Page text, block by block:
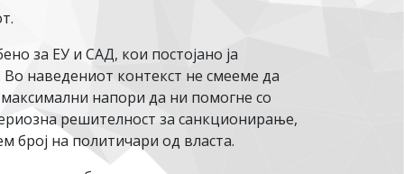
за ЕУ и САД, кои постојано ја
наведениот контекст не смееме да
напори да ни помогне со
решителност за санкционирање,
број на политичари од власта.